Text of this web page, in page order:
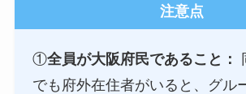
注意点
①全員が大阪府民であること：
でも府外在住者がいると、グル